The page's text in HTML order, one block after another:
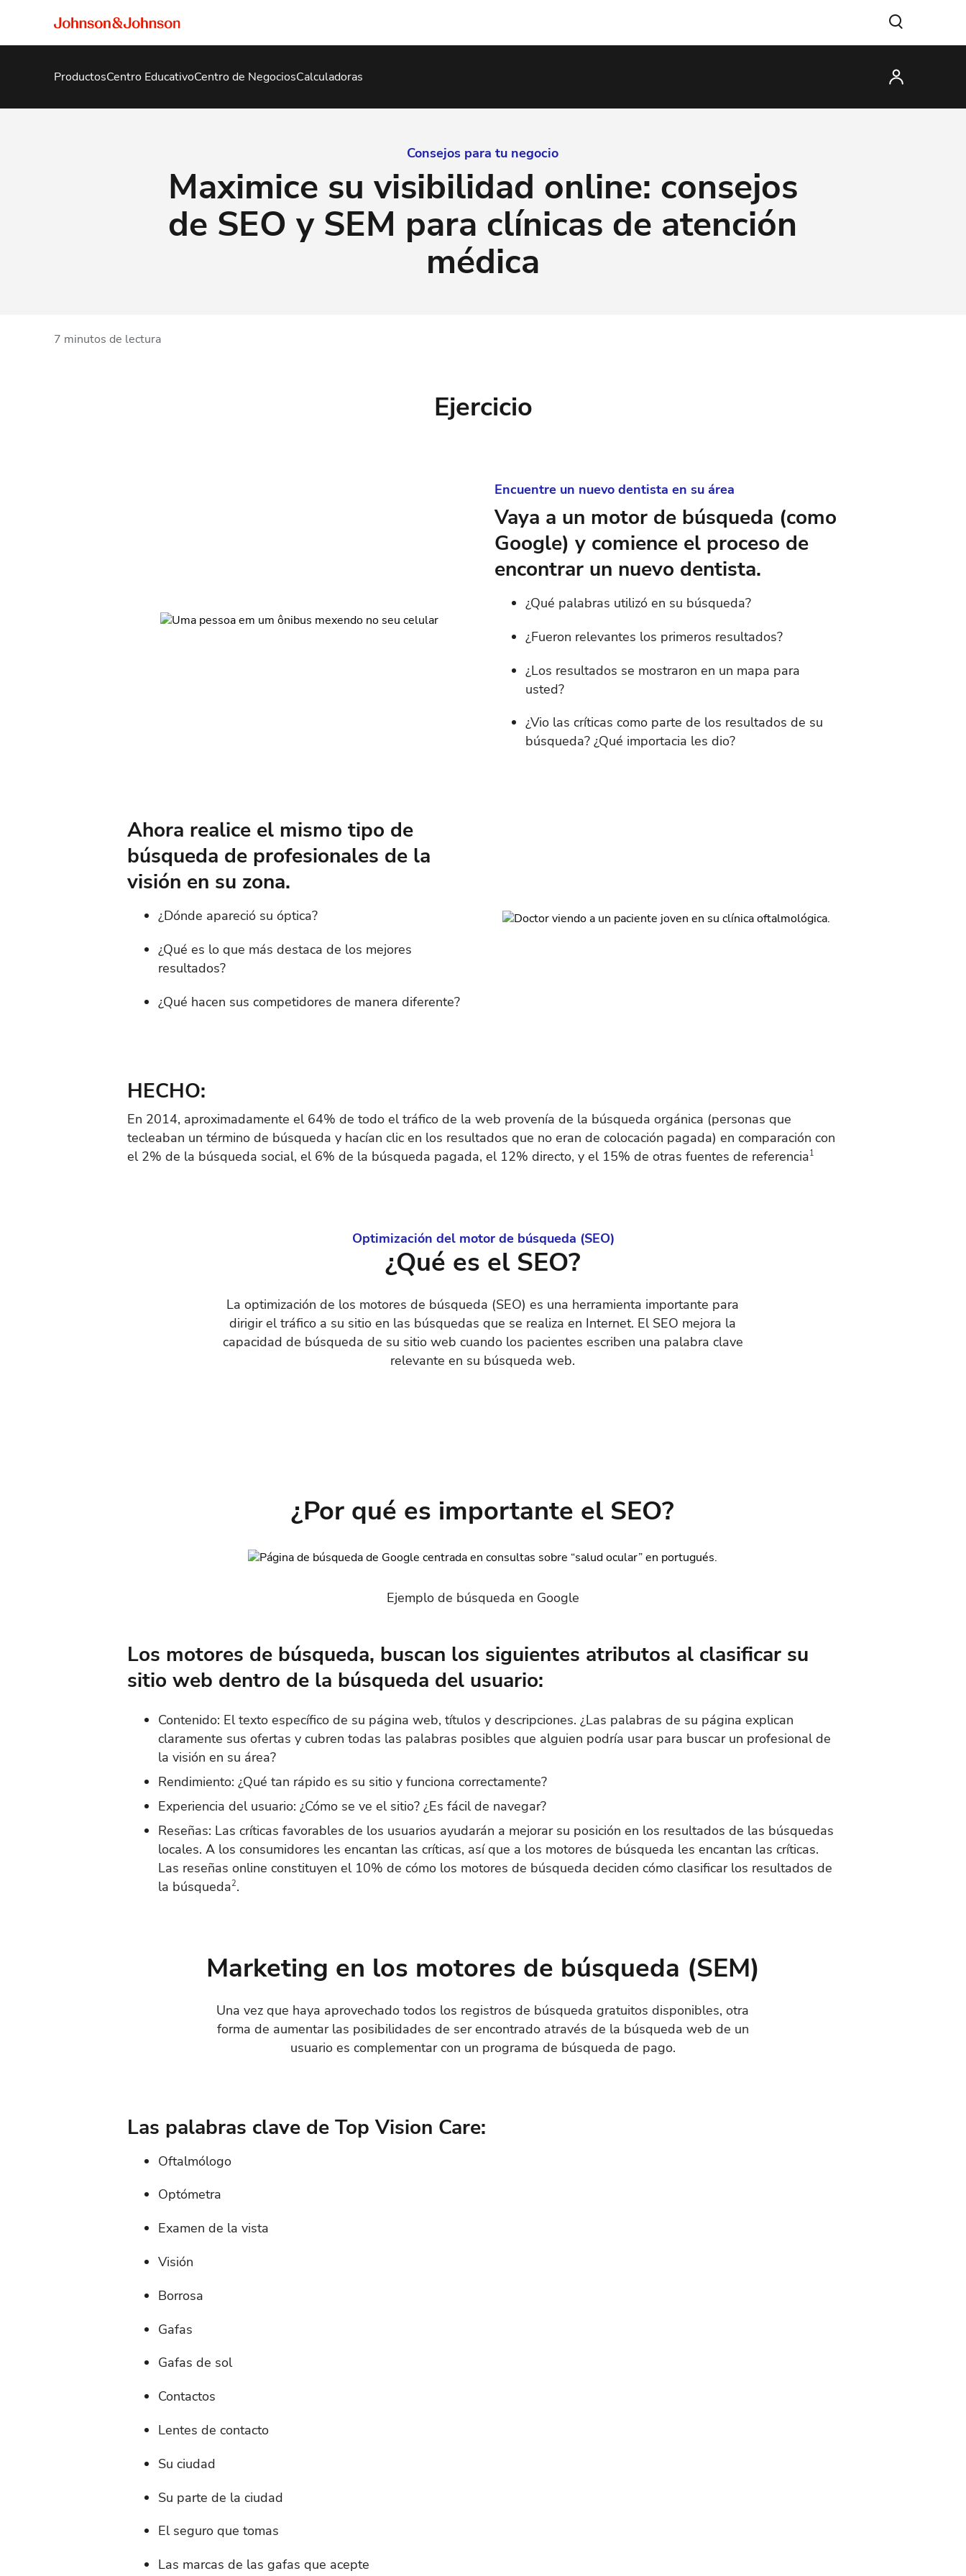
ProductosCentro EducativoCentro de NegociosCalculadoras
Consejos para tu negocio
Maximice su visibilidad online: consejos
de SEO y SEM para clínicas de atención
médica
7 minutos de lectura
Ejercicio
Encuentre un nuevo dentista en su área
Vaya a un motor de búsqueda (como
Google) y comience el proceso de
encontrar un nuevo dentista.
¿Qué palabras utilizó en su búsqueda?
¿Fueron relevantes los primeros resultados?
¿Los resultados se mostraron en un mapa para
usted?
¿Vio las críticas como parte de los resultados de su
búsqueda? ¿Qué importacia les dio?
Ahora realice el mismo tipo de
búsqueda de profesionales de la
visión en su zona.
¿Dónde apareció su óptica?
¿Qué es lo que más destaca de los mejores
resultados?
¿Qué hacen sus competidores de manera diferente?
HECHO:
En 2014, aproximadamente el 64% de todo el tráfico de la web provenía de la búsqueda orgánica (personas que
tecleaban un término de búsqueda y hacían clic en los resultados que no eran de colocación pagada) en comparación con
el 2% de la búsqueda social, el 6% de la búsqueda pagada, el 12% directo, y el 15% de otras fuentes de referencia1
Optimización del motor de búsqueda (SEO)
¿Qué es el SEO?
La optimización de los motores de búsqueda (SEO) es una herramienta importante para
dirigir el tráfico a su sitio en las búsquedas que se realiza en Internet. El SEO mejora la
capacidad de búsqueda de su sitio web cuando los pacientes escriben una palabra clave
relevante en su búsqueda web.
¿Por qué es importante el SEO?
Ejemplo de búsqueda en Google
Los motores de búsqueda, buscan los siguientes atributos al clasificar su
sitio web dentro de la búsqueda del usuario:
Contenido: El texto específico de su página web, títulos y descripciones. ¿Las palabras de su página explican
claramente sus ofertas y cubren todas las palabras posibles que alguien podría usar para buscar un profesional de
la visión en su área?
Rendimiento: ¿Qué tan rápido es su sitio y funciona correctamente?
Experiencia del usuario: ¿Cómo se ve el sitio? ¿Es fácil de navegar?
Reseñas: Las críticas favorables de los usuarios ayudarán a mejorar su posición en los resultados de las búsquedas
locales. A los consumidores les encantan las críticas, así que a los motores de búsqueda les encantan las críticas.
Las reseñas online constituyen el 10% de cómo los motores de búsqueda deciden cómo clasificar los resultados de
la búsqueda2.
Marketing en los motores de búsqueda (SEM)
Una vez que haya aprovechado todos los registros de búsqueda gratuitos disponibles, otra
forma de aumentar las posibilidades de ser encontrado através de la búsqueda web de un
usuario es complementar con un programa de búsqueda de pago.
Las palabras clave de Top Vision Care:
Oftalmólogo
Optómetra
Examen de la vista
Visión
Borrosa
Gafas
Gafas de sol
Contactos
Lentes de contacto
Su ciudad
Su parte de la ciudad
El seguro que tomas
Las marcas de las gafas que acepte